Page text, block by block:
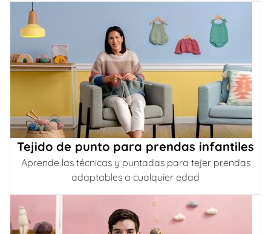
Tejido de punto para prendas infantiles
Aprende las técnicas y puntadas para tejer prendas
adaptables a cualquier edad